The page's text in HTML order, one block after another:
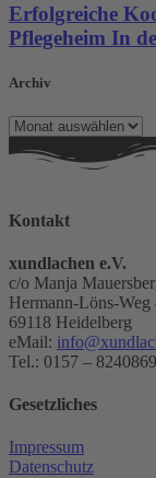
Erfolgreiche
Pflegeheim In
Archiv
Archiv
Kontakt
xundlachen e.V.
c/o Manja
Hermann-Löns-Weg
69118 Heidelberg
eMail:
Tel.: 0157 –
Gesetzliches
Impressum
Datenschutz